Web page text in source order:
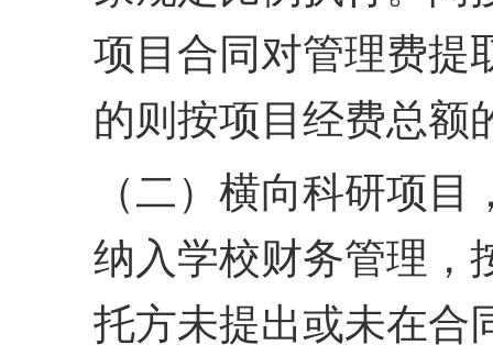
项目合 同对管理费提
的则按项 目经费总额
（二）横向科研项
纳入学校财务管理，
托方未提出或未在合